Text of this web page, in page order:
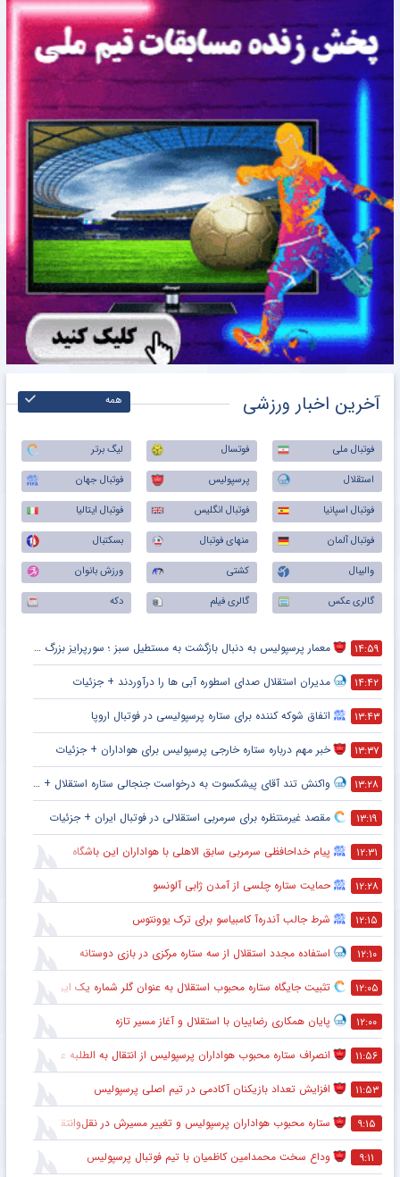
آخرین اخبار ورزشی همه
فوتبال ملی فوتسال
لیگ برتر
استقلال
پرسپولیس
فوتبال جهان
فوتبال اسپانیا
فوتبال انگلیس
فوتبال ایتالیا
فوتبال آلمان
منهای فوتبال
بسکتبال
والیبال
کشتی
ورزش بانوان
گالری عکس
گالری فیلم دکه
۱۴:۵۹ معمار پرسپولیس به دنبال بازگشت به مستطیل سبز ؛ سورپرایز بزرگ در راه است ؟ + جزئیات
۱۴:۴۲ مدیران استقلال صدای اسطوره آبی ها را درآوردند + جزئیات
۱۳:۴۳ اتفاق شوکه کننده برای ستاره پرسپولیسی در فوتبال اروپا
۱۳:۳۷ خبر مهم درباره ستاره خارجی پرسپولیس برای هواداران + جزئیات
۱۳:۲۸ واکنش تند آقای پیشکسوت به درخواست جنجالی ستاره استقلال + جزئیات
۱۳:۱۹ مقصد غیرمنتظره برای سرمربی استقلالی در فوتبال ایران + جزئیات
۱۲:۳۱ پیام خداحافظی سرمربی سابق الاهلی با هواداران این باشگاه
۱۲:۲۸ حمایت ستاره چلسی از آمدن ژابی آلونسو
۱۲:۱۵ شرط جالب آندره‌آ کامبیاسو برای ترک یوونتوس
۱۲:۱۰ استفاده مجدد استقلال از سه ستاره مرکزی در بازی دوستانه
۱۲:۰۵ تثبیت جایگاه ستاره محبوب استقلال به عنوان گلر شماره یک این تیم برای شروع لیگ
۱۲:۰۰ پایان همکاری رضاییان با استقلال و آغاز مسیر تازه
۱۱:۵۶ انصراف ستاره محبوب هواداران پرسپولیس از انتقال به الطلبه عراق
۱۱:۵۳ افزایش تعداد بازیکنان آکادمی در تیم اصلی پرسپولیس
۹:۱۵ ستاره محبوب هواداران پرسپولیس و تغییر مسیرش در نقل‌وانتقالات
۹:۱۱ وداع سخت محمدامین کاظمیان با تیم فوتبال پرسپولیس